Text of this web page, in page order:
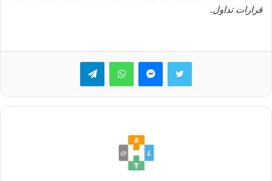
قرارات تداول.
تويتر ماسنجرواتساب تيلقرام